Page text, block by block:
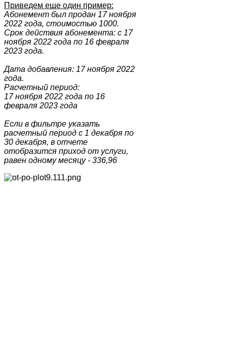
Приведем еще один пример:
Абонемент был продан 17 ноября
2022 года, стоимостью 1000.
Срок действия абонемента: с 17
ноября 2022 года по 16 февраля
2023 года.
Дата добавления: 17ноября 2022
года.
Расчетный период:
17ноября 2022 года по 16
февраля 2023 года
Если в фильтре указать
расчетный период с 1 декабря по
30 декабря, в отчете
отобразится приход от услуги,
равен одному месяцу - 336,96